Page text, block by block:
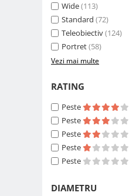
Telecomenzi
LCD protectie
Recordere audio digitale
Acumulatori Foto
Acumulatori AA/AAA (R6/R3)) si
incarcatoare
Incarcatoare acumulatori Foto-
Tablete grafice
Wide(113)
Standard (72)
Teleobiectiv(124)
Portret(58)
Vezi mai multe
RATING
Peste
Peste
Peste
Peste
Peste
DIAMETRU